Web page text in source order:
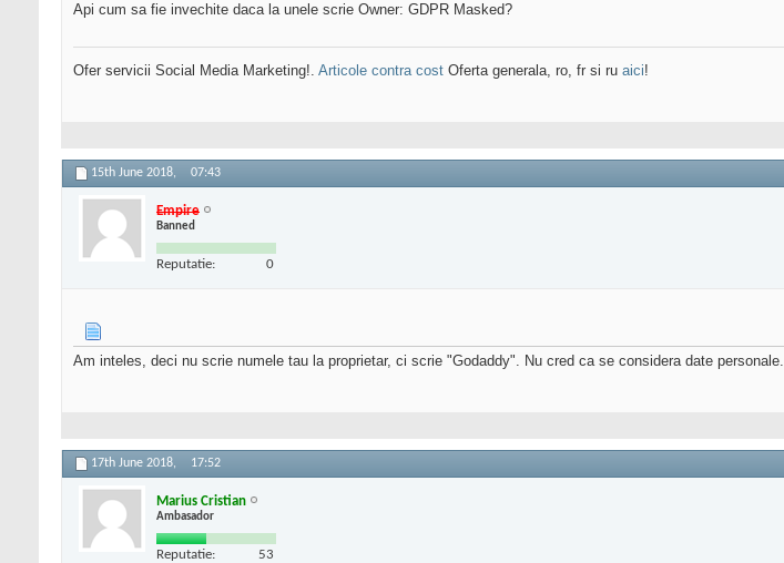
Api cum sa fie invechite daca la unele scrie Owner: GDPR Masked?
Ofer servicii Social Media Marketing!. Articole contra cost Oferta generala, ro, fr si ru aici!
15th June 2018, 07:43
Empire
Banned
Reputatie: 0
Am inteles, deci nu scrie numele tau la proprietar, ci scrie "Godaddy". Nu cred ca se considera date personale.
17th June 2018, 17:52
Marius Cristian
Ambasador
Reputatie: 53